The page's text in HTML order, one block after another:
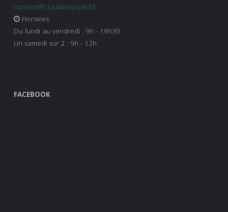
contact@claudinepicard.fr
Horaires
Du lundi au vendredi : 9h - 19h30
Un samedi sur 2 : 9h - 12h
FACEBOOK